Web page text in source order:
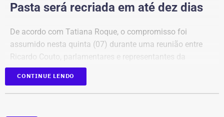
Pasta será recriada em até dez dias
De acordo com Tatiana Roque, o compromisso foi
assumido nesta quinta (07) durante uma reunião entre
Ricardo Couto, parlamentares e representantes da
comunidade científica.
Tatiana, que participou da reunião, afirmou que o governo
CONTINUE LENDO